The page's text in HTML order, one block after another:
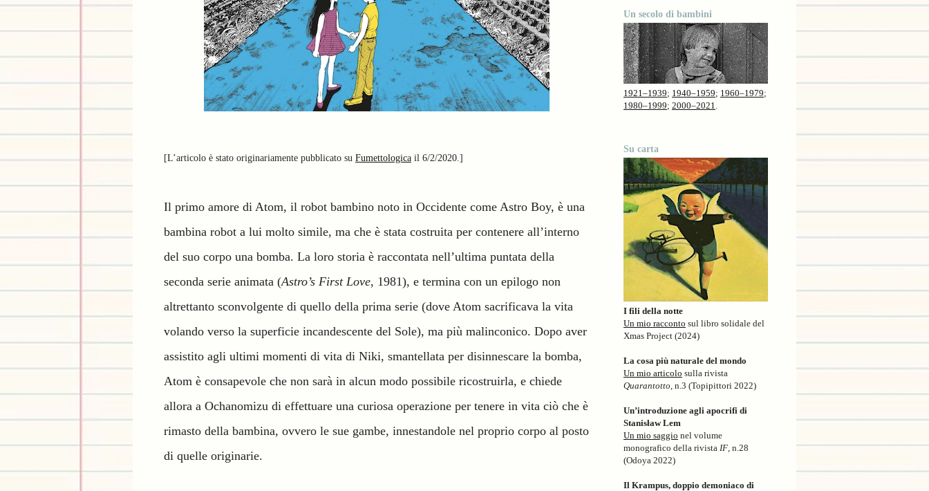
[L’articolo è stato originariamente pubblicato su Fumettologica il 6/2/2020.]
Il primo amore di Atom, il robot bambino noto in Occidente come Astro Boy, è una
bambina robot a lui molto simile, ma che è stata costruita per contenere all’interno
del suo corpo una bomba. La loro storia è raccontata nell’ultima puntata della
seconda serie animata (Astro’s First Love, 1981), e termina con un epilogo non
altrettanto sconvolgente di quello della prima serie (dove Atom sacrificava la vita
volando verso la superficie incandescente del Sole), ma più malinconico. Dopo aver
assistito agli ultimi momenti di vita di Niki, smantellata per disinnescare la bomba,
Atom è consapevole che non sarà in alcun modo possibile ricostruirla, e chiede
allora a Ochanomizu di effettuare una curiosa operazione per tenere in vita ciò che è
rimasto della bambina, ovvero le sue gambe, innestandole nel proprio corpo al posto
di quelle originarie.
Un secolo di bambini
1921–1939; 1940–1959; 1960–1979;
1980–1999; 2000–2021
Su carta
I fili della notte
Un mio racconto sul libro solidale del
Xmas Project (2024)
La cosa più naturale del mondo
Un mio articolo sulla rivista
Quarantotto , n.3 (Topipittori 2022)
Un’introduzione agli apocrifi di
Stanisław Lem
Un mio saggio nel volume
monografico della rivista IF , n.28
(Odoya 2022)
Il Krampus, doppio demoniaco di